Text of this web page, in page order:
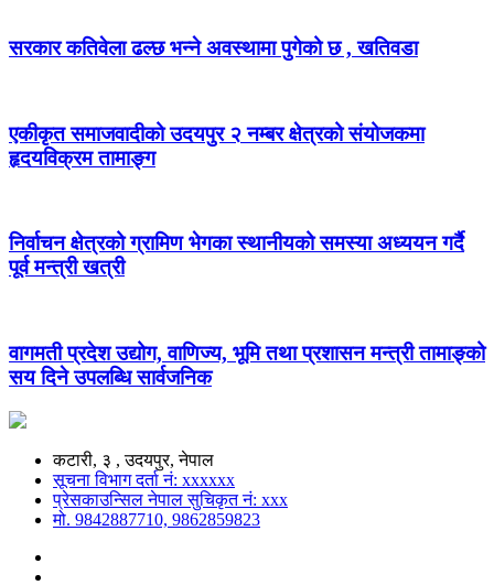
सरकार कतिवेला ढल्छ भन्ने अवस्थामा पुगेको छ , खतिवडा
एकीकृत समाजवादीको उदयपुर २ नम्बर क्षेत्रको संयोजकमा
हृदयविक्रम तामाङ्ग
निर्वाचन क्षेत्रको ग्रामिण भेगका स्थानीयको समस्या अध्ययन गर्दै
पूर्व मन्त्री खत्री
वागमती प्रदेश उद्योग, वाणिज्य, भूमि तथा प्रशासन मन्त्री तामाङ्को
सय दिने उपलब्धि सार्वजनिक
कटारी, ३ , उदयपुर, नेपाल
सूचना विभाग दर्ता नं: xxxxxx
प्रेसकाउन्सिल नेपाल सुचिकृत नं: xxx
मो. 9842887710, 9862859823